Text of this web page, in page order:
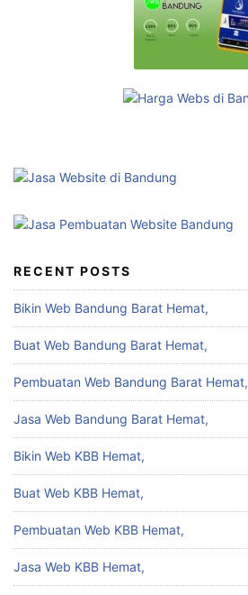
RECENT POSTS
Bikin Web Bandung Barat Hemat,
Buat Web Bandung Barat Hemat,
Pembuatan Web Bandung Barat Hemat,
Jasa Web Bandung Barat Hemat,
Bikin Web KBB Hemat,
Buat Web KBB Hemat,
Pembuatan Web KBB Hemat,
Jasa Web KBB Hemat,